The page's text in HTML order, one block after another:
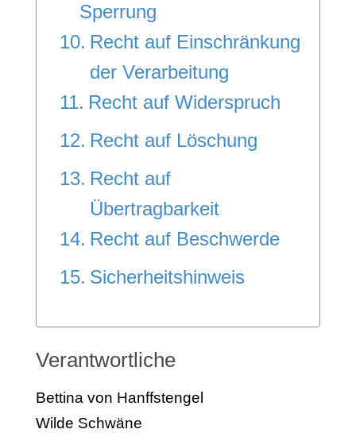
Sperrung
Recht auf Einschränkung
der Verarbeitung
Recht auf Widerspruch
Recht auf Löschung
Recht auf
Übertragbarkeit
Recht auf Beschwerde
Sicherheitshinweis
Verantwortliche
Bettina von Hanffstengel
Wilde Schwäne